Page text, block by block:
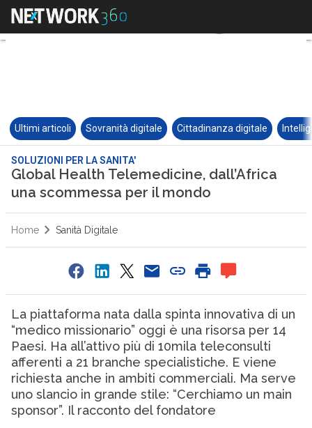
Ultimi articoli Sovranità digitale Cittadinanza digitale
SOLUZIONI PER LA SANITA'
Global Health Telemedicine, dall’Africa
una scommessa per il mondo
Home Sanità Digitale
La piattaforma nata dalla spinta innovativa di un
“medico missionario” oggi è una risorsa per 14
Paesi. Ha all’attivo più di 10mila teleconsulti
afferenti a 21 branche specialistiche. E viene
richiesta anche in ambiti commerciali. Ma serve
uno slancio in grande stile: “Cerchiamo un main
sponsor”. Il racconto del fondatore